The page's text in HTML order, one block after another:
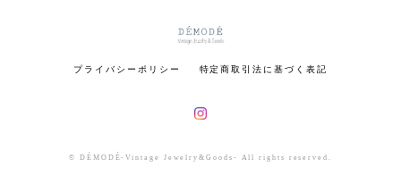
プライバシーポリシー 特定商取引法に基づく表記
© DÉMODÉ-Vintage Jewelry&Goods- All rights reserved.